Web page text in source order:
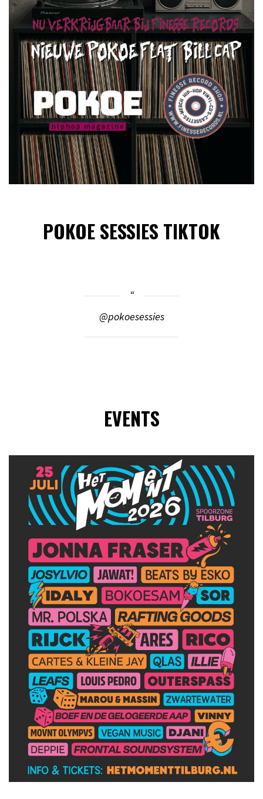
POKOE SESSIES TIKTOK
@pokoesessies
EVENTS